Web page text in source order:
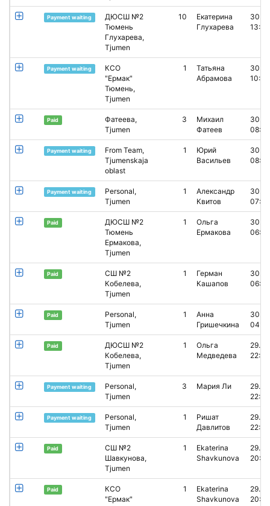
Payment waiting
ДЮСШ №2
Тюмень
Глухарева,
Tjumen
10
Екатерина
Глухарева
13:03
Payment waiting
КСО
"Ермак"
Тюмень,
Tjumen
1
Татьяна
Абрамова
10:54
Paid
Фатеева,
Tjumen
3
Михаил
Фатеев
08:33
Payment waiting
From Team,
Tjumenskaja
oblast
1
Юрий
Васильев
08:14
Payment waiting
Personal,
Tjumen
1
Александр
Квитов
07:29
Paid
ДЮСШ №2
Тюмень
Ермакова,
Tjumen
1
Ольга
Ермакова
06:13
Paid
СШ №2
Кобелева,
Tjumen
1
Герман
Кашапов
06:02
Paid
Personal,
Tjumen
1
Анна
Гришечкина
04:42
Paid
ДЮСШ №2
Кобелева,
Tjumen
1
Ольга
Медведева
22:43
Payment waiting
Personal,
Tjumen
3 Мария Ли
22:40
Payment waiting
Personal,
Tjumen
1
Ришат
Давлитов
22:01
Paid
СШ №2
Шавкунова,
Tjumen
1
Ekaterina
Shavkunova
20:35
Paid
КСО
"Ермак"
1
Ekaterina
Shavkunova
20:28